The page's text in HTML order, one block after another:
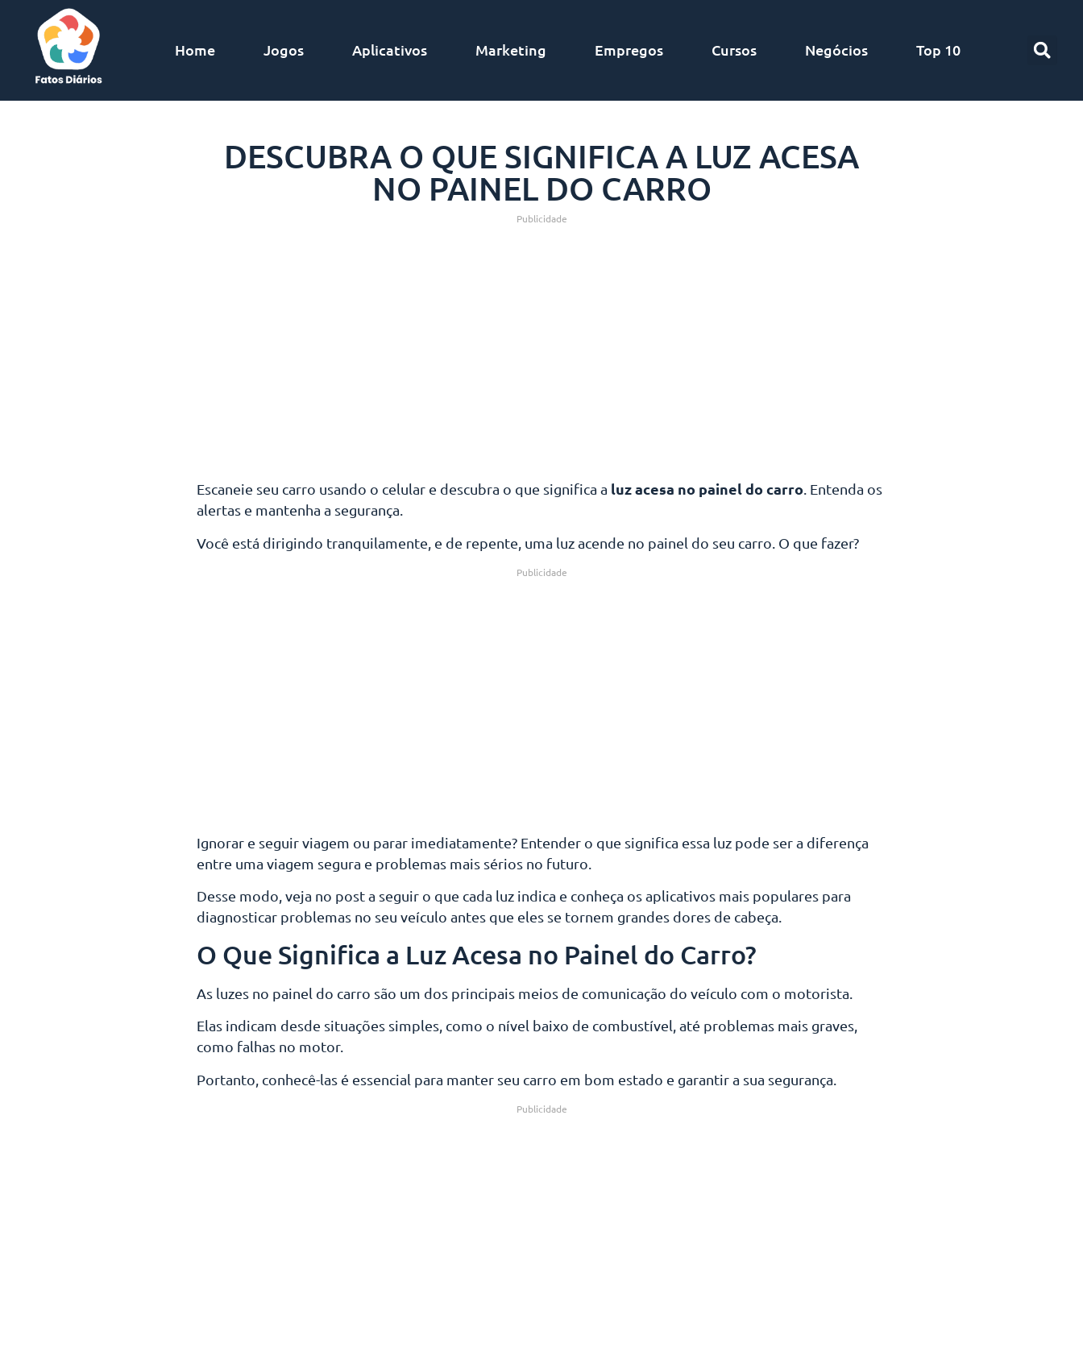
Home Jogos Aplicativos Marketing Empregos Cursos Negócios Top 10
DESCUBRA O QUE SIGNIFICA A LUZ ACESA
NO PAINEL DO CARRO
Publicidade
Escaneie seu carro usando o celular e descubra o que significa a luz acesa no painel do carro . Entenda os
alertas e mantenha a segurança.
Você está dirigindo tranquilamente, e de repente, uma luz acende no painel do seu carro. O que fazer?
Publicidade
Ignorar e seguir viagem ou parar imediatamente? Entender o que significa essa luz pode ser a diferença
entre uma viagem segura e problemas mais sérios no futuro.
Desse modo, veja no post a seguir o que cada luz indica e conheça os aplicativos mais populares para
diagnosticar problemas no seu veículo antes que eles se tornem grandes dores de cabeça.
O Que Significa a Luz Acesa no Painel do Carro?
As luzes no painel do carro são um dos principais meios de comunicação do veículo com o motorista.
Elas indicam desde situações simples, como o nível baixo de combustível, até problemas mais graves,
como falhas no motor.
Portanto, conhecê-las é essencial para manter seu carro em bom estado e garantir a sua segurança.
Publicidade